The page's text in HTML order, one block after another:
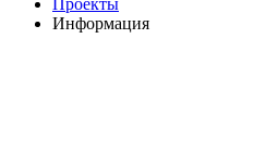
Проекты
Информация